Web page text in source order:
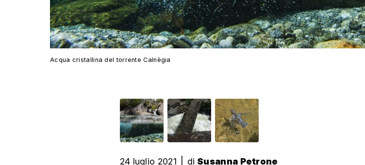
Acqua cristallina del torrente Calnègia
24 luglio 2021 di Susanna Petrone